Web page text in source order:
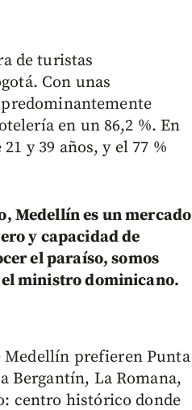
de turistas
Con unas
en un 86,2 %. En
y 39 años, y el 77 %
Medellín es un mercado
y capacidad de
el paraíso, somos
el ministro dominicano.
Medellín prefieren Punta
Bergantín, La Romana,
centro histórico donde